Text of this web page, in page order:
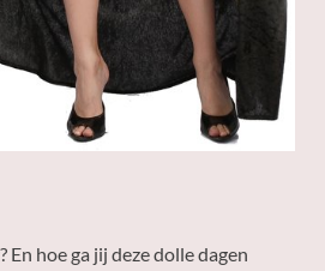
hoe ga jij deze dolle dagen